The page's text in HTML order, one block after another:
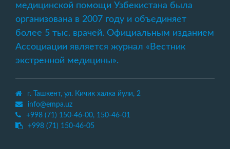
медицинской помощи Узбекистана была
организована в 2007 году и объединяет
более 5 тыс. врачей. Официальным изданием
Ассоциации является журнал «Вестник
экстренной медицины».
г. Ташкент, ул. Кичик халка йули, 2
info@empa.uz
+998 (71) 150-46-00, 150-46-01
+998 (71) 150-46-05